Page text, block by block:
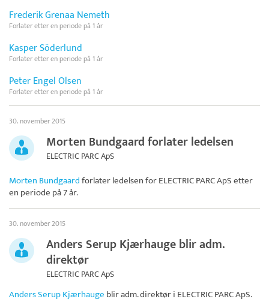
Frederik Grenaa Nemeth
Forlater etter en periode på 1 år
Kasper Söderlund
Forlater etter en periode på 1 år
Peter Engel Olsen
Forlater etter en periode på 1 år
30. november 2015
Morten Bundgaard forlater ledelsen
ELECTRIC PARC ApS
Morten Bundgaardforlater ledelsen forELECTRIC PARC ApSetter
en periode på 7 år.
30. november 2015
Anders Serup Kjærhauge blir adm.
direktør
ELECTRIC PARC ApS
Anders Serup Kjærhauge blir adm. direktør i ELECTRIC PARC ApS.